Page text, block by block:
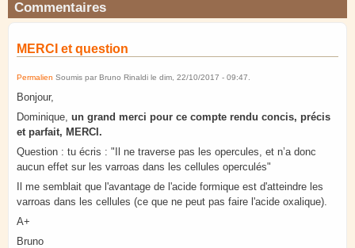
Commentaires
MERCI et question
Permalien Soumis par Bruno Rinaldi le dim, 22/10/2017 - 09:47
Bonjour,
Dominique, un grand merci pour ce compte rendu concis, précis
et parfait, MERCI.
Question : tu écris : "Il ne traverse pas les opercules, et n’a donc
aucun effet sur les varroas dans les cellules operculés"
Il me semblait que l'avantage de l'acide formique est d'atteindre les
varroas dans les cellules (ce que ne peut pas faire l'acide oxalique).
A+
Bruno